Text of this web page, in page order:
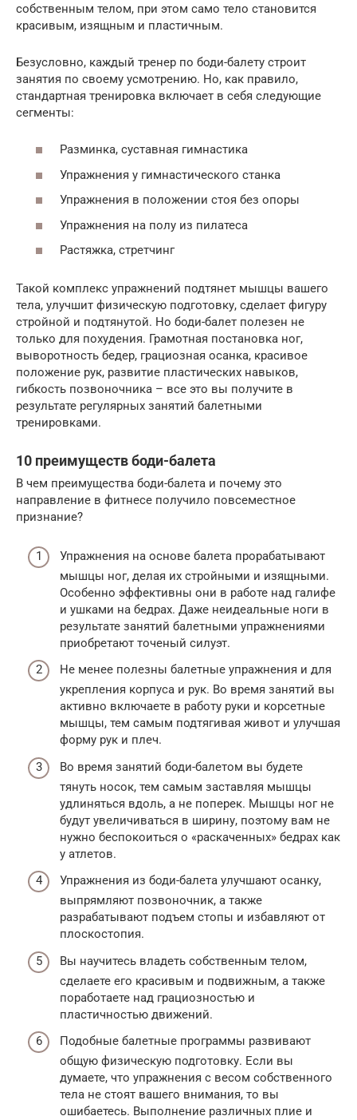
собственным телом, при этом само тело становится
красивым, изящным и пластичным.
Безусловно, каждый тренер по боди-балету строит
занятия по своему усмотрению. Но, как правило,
стандартная тренировка включает в себя следующие
сегменты:
Разминка, суставная гимнастика
Упражнения у гимнастического станка
Упражнения в положении стоя без опоры
Упражнения на полу из пилатеса
Растяжка, стретчинг
Такой комплекс упражнений подтянет мышцы вашего
тела, улучшит физическую подготовку, сделает фигуру
стройной и подтянутой. Но боди-балет полезен не
только для похудения. Грамотная постановка ног,
выворотность бедер, грациозная осанка, красивое
положение рук, развитие пластических навыков,
гибкость позвоночника – все это вы получите в
результате регулярных занятий балетными
тренировками.
10 преимуществ боди-балета
В чем преимущества боди-балета и почему это
направление в фитнесе получило повсеместное
признание?
Упражнения на основе балета прорабатывают
мышцы ног, делая их стройными и изящными.
Особенно эффективны они в работе над галифе
и ушками на бедрах. Даже неидеальные ноги в
результате занятий балетными упражнениями
приобретают точеный силуэт.
Не менее полезны балетные упражнения и для
укрепления корпуса и рук. Во время занятий вы
активно включаете в работу руки и корсетные
мышцы, тем самым подтягивая живот и улучшая
форму рук и плеч.
Во время занятий боди-балетом вы будете
тянуть носок, тем самым заставляя мышцы
удлиняться вдоль, а не поперек. Мышцы ног не
будут увеличиваться в ширину, поэтому вам не
нужно беспокоиться о «раскаченных» бедрах как
у атлетов.
Упражнения из боди-балета улучшают осанку,
выпрямляют позвоночник, а также
разрабатывают подъем стопы и избавляют от
плоскостопия.
Вы научитесь владеть собственным телом,
сделаете его красивым и подвижным, а также
поработаете над грациозностью и
пластичностью движений.
Подобные балетные программы развивают
общую физическую подготовку. Если вы
думаете, что упражнения с весом собственного
тела не стоят вашего внимания, то вы
ошибаетесь. Выполнение различных плие и